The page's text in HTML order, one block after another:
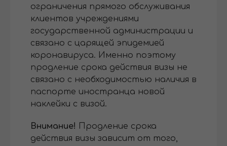
ограничения прямого обслуживания
клиентов учреждениями
государственной администрации и
связано с царящей эпидемией
коронавируса. Именно поэтому
продление срока действия визы не
связано с необходимостью наличия в
паспорте иностранца новой
наклейки с визой.
Внимание!
Продление срока
действия визы зависит от того,